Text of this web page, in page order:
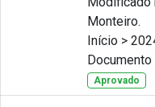
Monteiro.
Início >
Aprovado